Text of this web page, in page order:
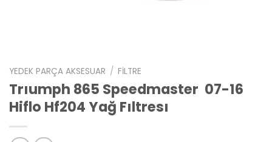
YEDEK PARÇA AKSESUAR / FILTRE
Trıumph 865 Speedmaster 07-16
Hiflo Hf204 Yağ Fıltresı